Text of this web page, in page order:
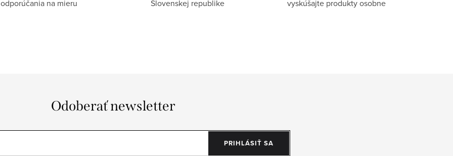
odporúčania na mieru
Slovenskej republike
vyskúšajte produkty osobne
Odoberať newsletter
PRIHLÁSIŤ SA